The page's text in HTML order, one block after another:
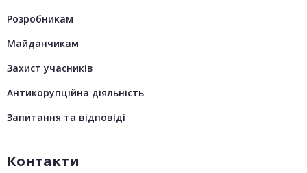
Розробникам
Майданчикам
Захист учасників
Антикорупційна діяльність
Запитання та відповіді
Контакти